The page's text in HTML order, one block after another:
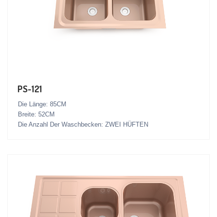
PS-121
Die Länge: 85CM
Breite: 52CM
Die Anzahl Der Waschbecken: ZWEI HÜFTEN